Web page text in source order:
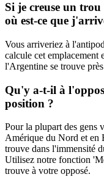
Si je creuse un
où est-ce que
Vous arriveriez à
calcule cet emplacement
l'Argentine se trouve
Qu'y a-t-il à
position ?
Pour la plupart des gens
Amérique du Nord et en
trouve dans l'immensité
Utilisez notre fonction
trouve à votre opposé.